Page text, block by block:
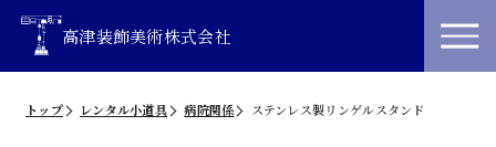
高津装飾美術株式会社
トップ レンタル小道具 病院関係 ステンレス製リンゲルスタンド